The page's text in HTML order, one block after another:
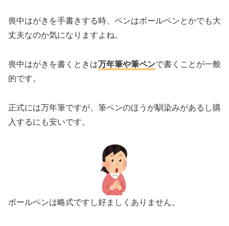
喪中はがきを手書きする時、ペンはボールペンとかでも大
丈夫なのか気になりますよね。
喪中はがきを書くときは万年筆や筆ペンで書くことが一般
的です。
正式には万年筆ですが、筆ペンのほうが馴染みがあるし購
入するにも安いです。
ボールペンは略式ですし好ましくありません。